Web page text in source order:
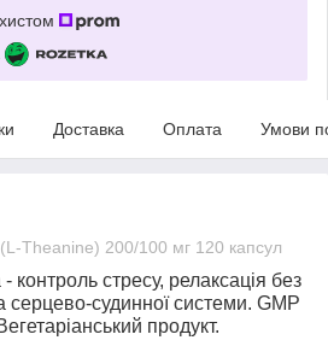
Доставка Оплата Умови
Theanine) 200/100 мг 120 капсул
- контроль стресу, релаксація без
серцево-судинної системи. GMP
продукт.